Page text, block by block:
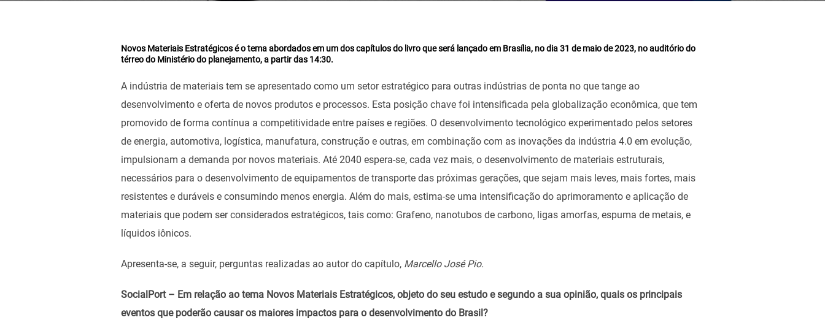
Novos Materiais Estratégicos é o tema abordados em um dos capítulos do livro que será lançado em Brasília, no dia 31 de maio de 2023, no auditório do
térreo do Ministério do planejamento, a partir das 14:30.
A indústria de materiais tem se apresentado como um setor estratégico para outras indústrias de ponta no que tange ao
desenvolvimento e oferta de novos produtos e processos. Esta posição chave foi intensificada pela globalização econômica, que tem
promovido de forma contínua a competitividade entre países e regiões. O desenvolvimento tecnológico experimentado pelos setores
de energia, automotiva, logística, manufatura, construção e outras, em combinação com as inovações da indústria 4.0 em evolução,
impulsionam a demanda por novos materiais. Até 2040 espera-se, cada vez mais, o desenvolvimento de materiais estruturais,
necessários para o desenvolvimento de equipamentos de transporte das próximas gerações, que sejam mais leves, mais fortes, mais
resistentes e duráveis e consumindo menos energia. Além do mais, estima-se uma intensificação do aprimoramento e aplicação de
materiais que podem ser considerados estratégicos, tais como: Grafeno, nanotubos de carbono, ligas amorfas, espuma de metais, e
líquidos iônicos.
Apresenta-se, a seguir, perguntas realizadas ao autor do capítulo, Marcello José Pio.
SocialPort – Em relação ao tema Novos Materiais Estratégicos, objeto do seu estudo e segundo a sua opinião, quais os principais
eventos que poderão causar os maiores impactos para o desenvolvimento do Brasil?